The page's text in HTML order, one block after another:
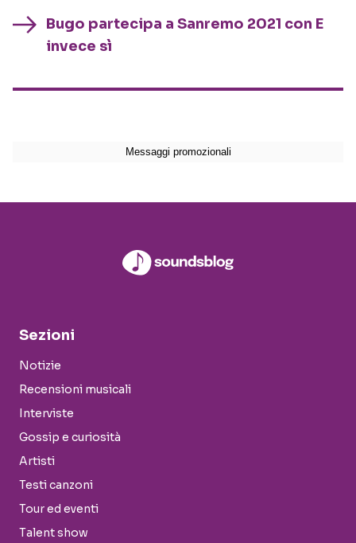
Bugo partecipa a Sanremo 2021 con E
invece sì
Sezioni
Notizie
Recensioni musicali
Interviste
Gossip e curiosità
Artisti
Testi canzoni
Tour ed eventi
Talent show